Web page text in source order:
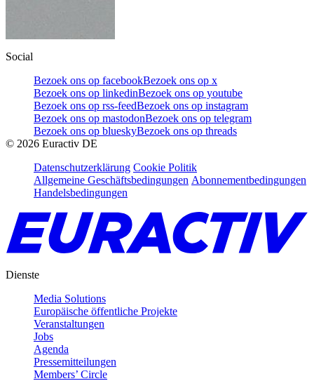
Social
Bezoek ons op facebookBezoek ons op x
Bezoek ons op linkedinBezoek ons op youtube
Bezoek ons op rss-feedBezoek ons op instagram
Bezoek ons op mastodonBezoek ons op telegram
Bezoek ons op blueskyBezoek ons op threads
© 2026 Euractiv DE
Datenschutzerklärung Cookie Politik
Allgemeine Geschäftsbedingungen Abonnementbedingungen
Handelsbedingungen
Dienste
Media Solutions
Europäische öffentliche Projekte
Veranstaltungen
Jobs
Agenda
Pressemitteilungen
Members’ Circle